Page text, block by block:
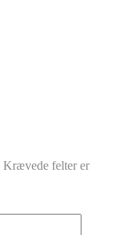
Krævede felter er